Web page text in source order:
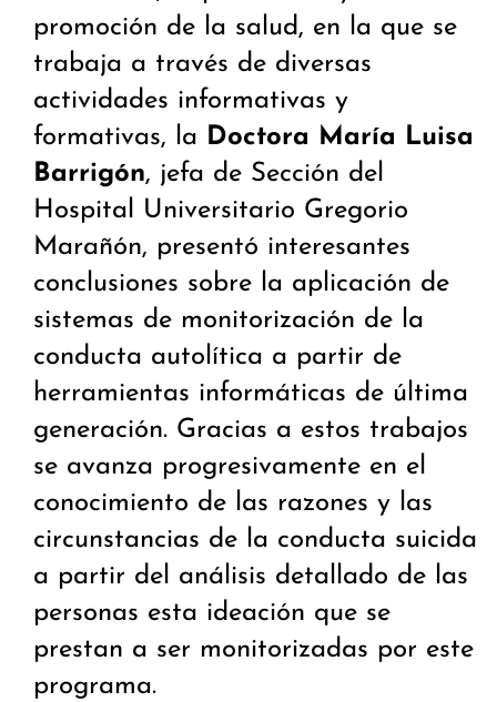
promoción de la salud, en la que se
trabaja a través de diversas
actividades informativas y
formativas, la Doctora María Luisa
Barrigón, jefa de Sección del
Hospital Universitario Gregorio
Marañón, presentó interesantes
conclusiones sobre la aplicación de
sistemas de monitorización de la
conducta autolítica a partir de
herramientas informáticas de última
generación. Gracias a estos trabajos
se avanza progresivamente en el
conocimiento de las razones y las
circunstancias de la conducta suicida
a partir del análisis detallado de las
personas esta ideación que se
prestan a ser monitorizadas por este
programa.